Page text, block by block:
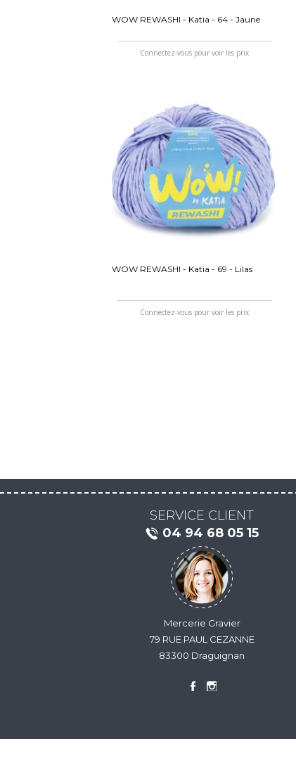
WOW REWASHI - Katia - 64 - Jaune
Connectez-vous pour voir les prix
WOW REWASHI - Katia - 69 - Lilas
Connectez-vous pour voir les prix
SERVICE CLIENT
04 94 68 05 15
Mercerie Gravier
79 RUE PAUL CEZANNE
83300 Draguignan